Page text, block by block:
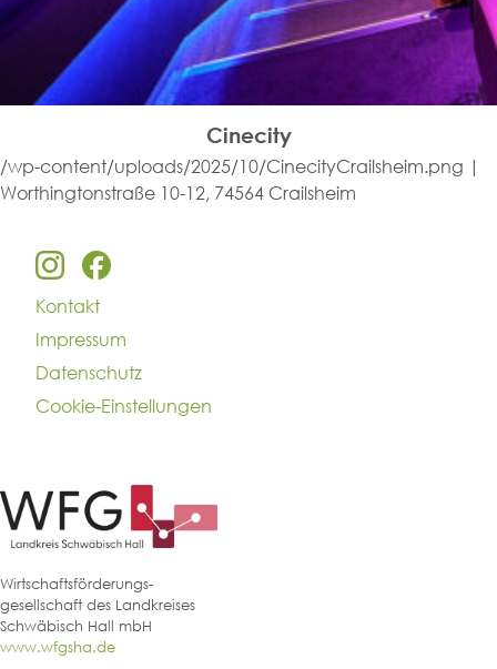
Cinecity
/wp-content/uploads/2025/10/CinecityCrailsheim.png |
Worthingtonstraße 10-12, 74564 Crailsheim
Kontakt
Impressum
Datenschutz
Cookie-Einstellungen
Wirtschaftsförderungs-
gesellschaft des Landkreises
Schwäbisch Hall mbH
www.wfgsha.de